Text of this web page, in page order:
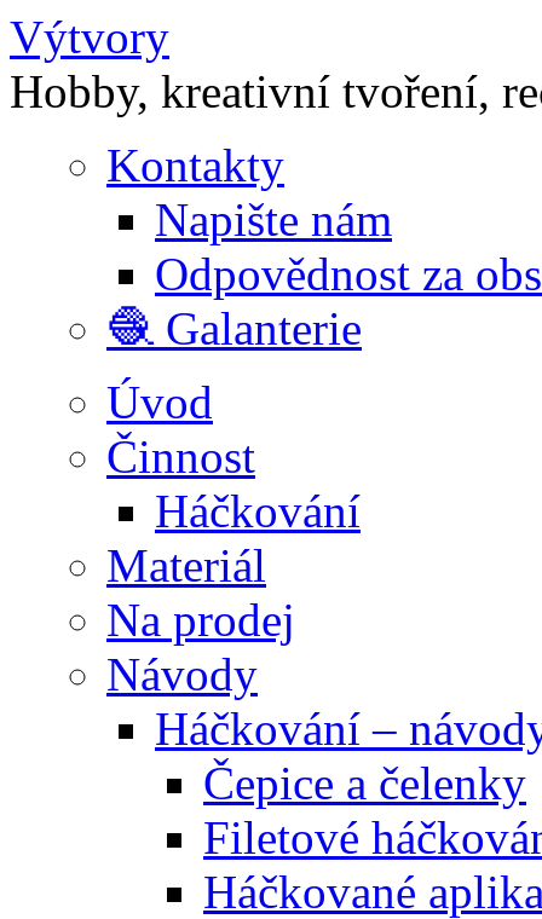
Výtvory
Hobby, kreativní tvoření,
Kontakty
Napište nám
Odpovědnost za
🧶 Galanterie
Úvod
Činnost
Háčkování
Materiál
Na prodej
Návody
Háčkování –
Čepice a čelenky
Filetové
Háčkované